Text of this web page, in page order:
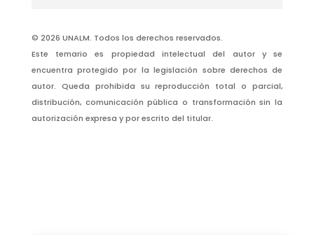
© 2026 UNALM. Todos los derechos reservados.
Este temario es propiedad intelectual del autor y se
encuentra protegido por la legislación sobre derechos de
autor. Queda prohibida su reproducción total o parcial,
distribución, comunicación pública o transformación sin la
autorización expresa y por escrito del titular.